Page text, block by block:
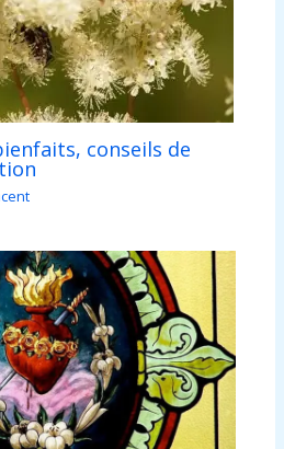
conseils de